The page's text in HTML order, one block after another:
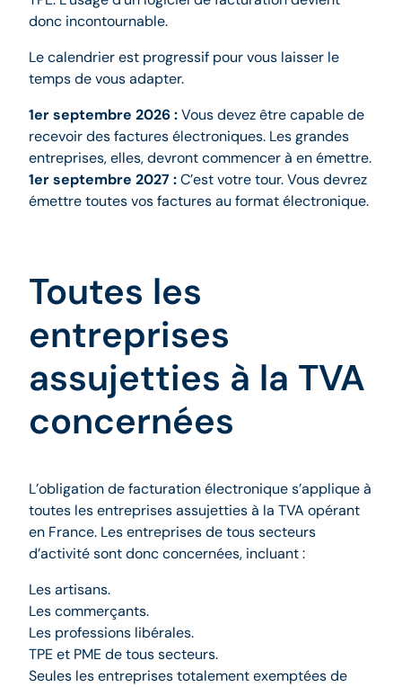
donc incontournable.
Le calendrier est progressif pour vous laisser le
temps de vous adapter.
1er septembre 2026 :Vous devez être capable de
recevoir des factures électroniques. Les grandes
entreprises, elles, devront commencer à en émettre.
1er septembre 2027 :C’est votre tour. Vous devrez
émettre toutes vos factures au format électronique.
Toutes les
entreprises
assujetties à la TVA
concernées
L’obligation de facturation électronique s’applique à
toutes les entreprises assujetties à la TVA opérant
en France. Les entreprises de tous secteurs
d’activité sont donc concernées, incluant :
Les artisans.
Les commerçants.
Les professions libérales.
TPE et PME de tous secteurs.
Seules les entreprises totalement exemptées de